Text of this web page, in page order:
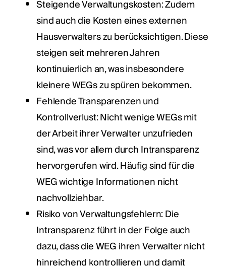
Steigende Verwaltungskosten: Zudem
sind auch die Kosten eines externen
Hausverwalters zu berücksichtigen. Diese
steigen seit mehreren Jahren
kontinuierlich an, was insbesondere
kleinere WEGs zu spüren bekommen.
Fehlende Transparenzen und
Kontrollverlust: Nicht wenige WEGs mit
der Arbeit ihrer Verwalter unzufrieden
sind, was vor allem durch Intransparenz
hervorgerufen wird. Häufig sind für die
WEG wichtige Informationen nicht
nachvollziehbar.
Risiko von Verwaltungsfehlern: Die
Intransparenz führt in der Folge auch
dazu, dass die WEG ihren Verwalter nicht
hinreichend kontrollieren und damit